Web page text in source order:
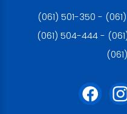
(061) 501-350 -
(061) 504-444 -